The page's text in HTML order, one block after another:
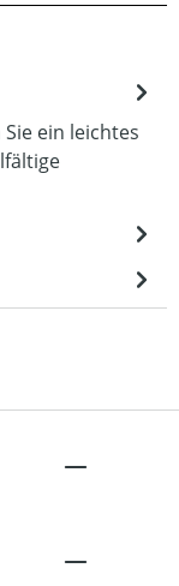
ein leichtes